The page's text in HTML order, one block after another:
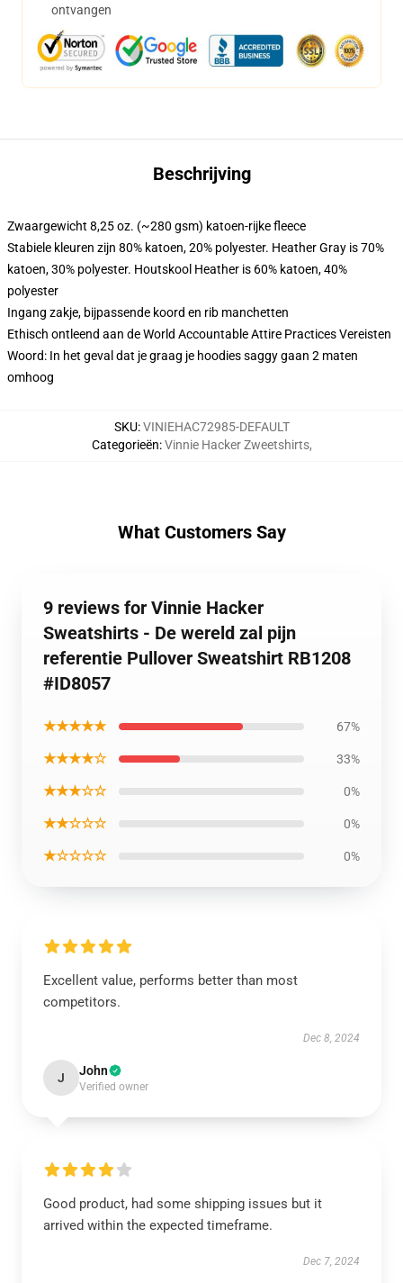
ontvangen
Beschrijving
Zwaargewicht 8,25 oz. (~280 gsm) katoen-rijke fleece
Stabiele kleuren zijn 80% katoen, 20% polyester. Heather Gray is 70%
katoen, 30% polyester. Houtskool Heather is 60% katoen, 40%
polyester
Ingang zakje, bijpassende koord en rib manchetten
Ethisch ontleend aan de World Accountable Attire Practices Vereisten
Woord: In het geval dat je graag je hoodies saggy gaan 2 maten
omhoog
SKU:VINIEHAC72985-DEFAULT
Categorieën:Vinnie Hacker Zweetshirts,
What Customers Say
9 reviews for Vinnie Hacker
Sweatshirts - De wereld zal pijn
referentie Pullover Sweatshirt RB1208
#ID8057
★★★★★ 67%
★★★★☆ 33%
★★★☆☆ 0%
★★☆☆☆ 0%
★☆☆☆☆ 0%
Excellent value, performs better than most
competitors.
Dec 8, 2024
J John
Verified owner
Good product, had some shipping issues but it
arrived within the expected timeframe.
Dec 7, 2024